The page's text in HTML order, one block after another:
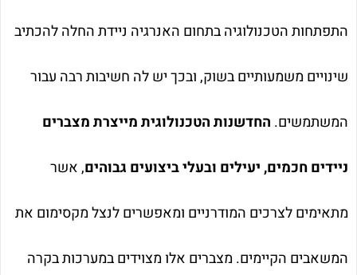
התפתחות הטכנולוגיה בתחום האנרגיה ניידת החלה להכתיב
שינויים משמעותיים בשוק, ובכך יש לה חשיבות רבה עבור
המשתמשים. החדשנות הטכנולוגית מייצרת מצברים
ניידים חכמים, יעילים ובעלי ביצועים גבוהים, אשר
מתאימים לצרכים המודרניים ומאפשרים לנצל מקסימום את
המשאבים הקיימים. מצברים אלו מצוידים במערכות בקרה